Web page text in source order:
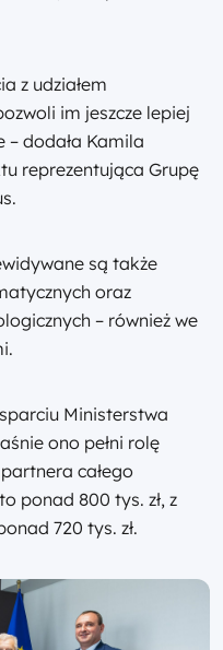
z udziałem
im jeszcze lepiej
– dodała Kamila
reprezentująca Grupę
są także
oraz
– również we
Ministerstwa
ono pełni rolę
całego
ponad 800 tys. zł, z
720 tys. zł.